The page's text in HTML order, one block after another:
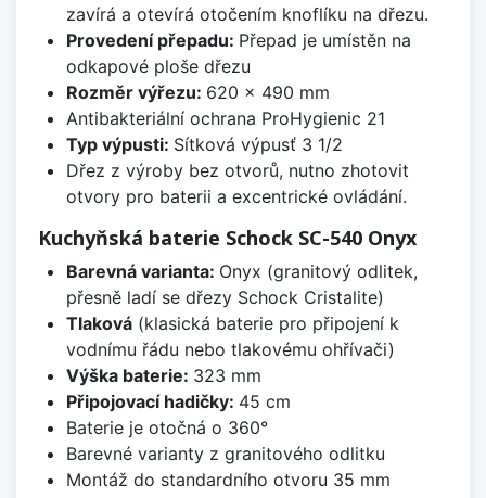
zavírá a otevírá otočením knoflíku na dřezu.
Provedení přepadu: Přepad je umístěn na
odkapové ploše dřezu
Rozměr výřezu: 620 x 490 mm
Antibakteriální ochrana ProHygienic 21
Typ výpusti: Sítková výpusť 3 1/2
Dřez z výroby bez otvorů, nutno zhotovit
otvory pro baterii a excentrické ovládání.
Kuchyňská baterie Schock SC-540 Onyx
Barevná varianta: Onyx (granitový odlitek,
přesně ladí se dřezy Schock Cristalite)
Tlaková(klasická baterie pro připojení k
vodnímu řádu nebo tlakovému ohřívači)
Výška baterie: 323 mm
Připojovací hadičky: 45 cm
Baterie je otočná o 360°
Barevné varianty z granitového odlitku
Montáž do standardního otvoru 35 mm